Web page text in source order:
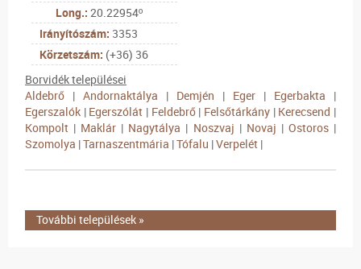
Long.: 20.22954º
Irányítószám: 3353
Körzetszám: (+36) 36
Borvidék települései
Aldebrő | Andornaktálya | Demjén | Eger | Egerbakta
|
Egerszalók | Egerszólát | Feldebrő | Felsőtárkány | Kerecsend |
Kompolt | Maklár | Nagytálya | Noszvaj | Novaj | Ostoros |
Szomolya |Tarnaszentmária |Tófalu |Verpelét |
További települések »